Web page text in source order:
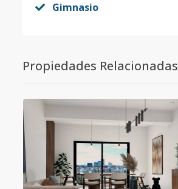
Gimnasio
Propiedades Relacionadas